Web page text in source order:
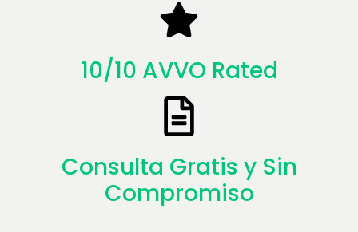
10/10 AVVO Rated
Consulta Gratis y Sin
Compromiso